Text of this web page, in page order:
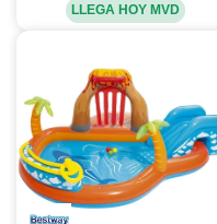
LLEGA HOY MVD